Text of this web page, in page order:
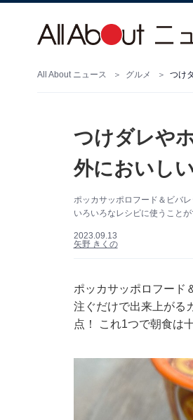
All About ニュース グルメ つけ
つけダレや
外においし
ポッカサッポロフード＆ビバ
いろいろなレシピに使うこと
2023.09.13
矢野 きくの
ポッカサッポロフード
注ぐだけで出来上がる
点！ これ1つで朝食は